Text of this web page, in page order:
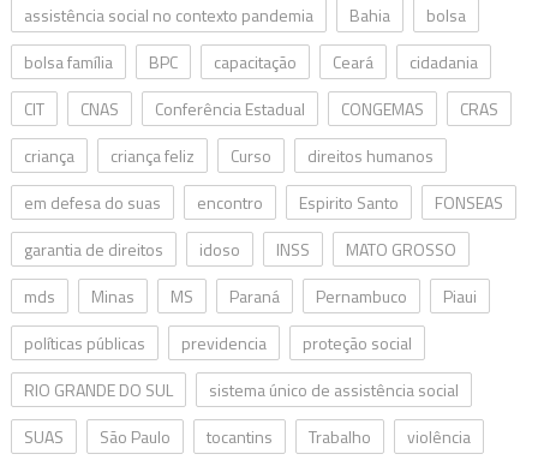
assistência social no contexto pandemia
Bahia
bolsa
bolsa família
BPC capacitação Ceará
cidadania
CIT
CNAS Conferência Estadual CONGEMAS
CRAS
criança
criança feliz Curso
direitos humanos
em defesa do suas
encontro Espirito Santo
FONSEAS
garantia de direitos
idoso INSS
MATO GROSSO
mds
Minas MS Paraná Pernambuco
Piaui
políticas públicas
previdencia
proteção social
RIO GRANDE DO SUL
sistema único de assistência social
SUAS
São Paulo tocantins Trabalho violência